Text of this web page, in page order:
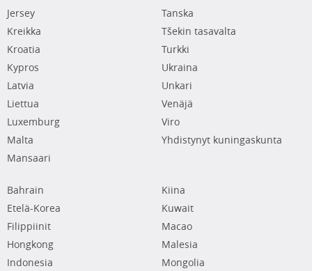
Jersey
Kreikka
Kroatia
Kypros
Latvia
Liettua
Luxemburg
Malta
Mansaari
Tanska
Tšekin tasavalta
Turkki
Ukraina
Unkari
Venäjä
Viro
Yhdistynyt kuningaskunta
Bahrain
Etelä-Korea
Filippiinit
Hongkong
Indonesia
Kiina
Kuwait
Macao
Malesia
Mongolia